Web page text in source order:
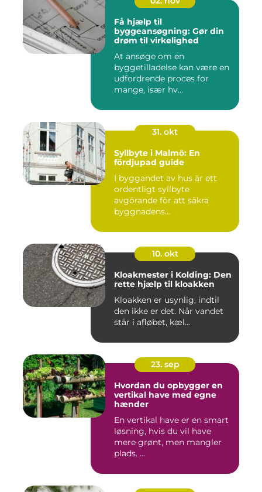
Få hjælp til
byggeansøgning: Gør din
drøm til virkelighed
At ansøge om en
byggetilladelse kan være en
udfordrende proces for
mange, især hv...
31. okt
Syllbyte i Malmö: En
fördjupad guide
I byggandet av hus är ett
ordentligt syllbyte
avgörande för att säkra
byggnadens...
10. okt
Kloakmester i Kolding: Den
rette hjælp til kloakken
Kloakken er usynlig, indtil
den ikke er det. Når vandet
står i afløbet, kæl...
23. sep
Hvordan du opbygger en
vertikal have med egne
hænder
En vertikal have er en smart
løsning, hvis du vil have
mere grønt, men mangler
plads. ...